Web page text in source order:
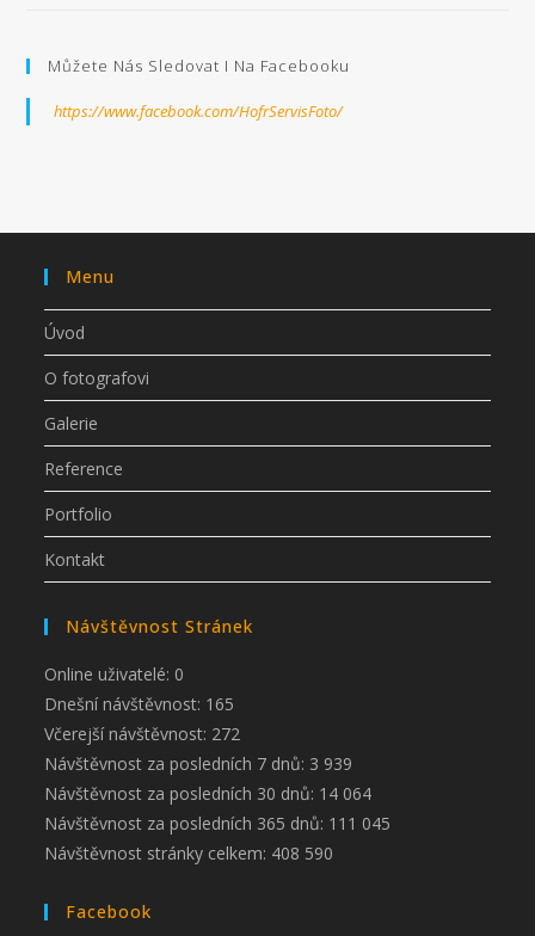
Můžete Nás Sledovat I Na Facebooku
https://www.facebook.com/HofrServisFoto/
Menu
Úvod
O fotografovi
Galerie
Reference
Portfolio
Kontakt
Návštěvnost Stránek
Online uživatelé: 0
Dnešní návštěvnost: 165
Včerejší návštěvnost: 272
Návštěvnost za posledních 7 dnů: 3 939
Návštěvnost za posledních 30 dnů: 14 064
Návštěvnost za posledních 365 dnů: 111 045
Návštěvnost stránky celkem: 408 590
Facebook